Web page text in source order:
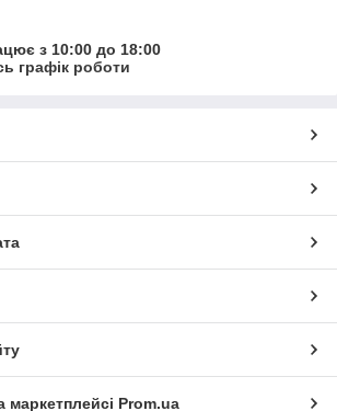
з 10:00 до 18:00
графік роботи
маркетплейсі Prom.ua